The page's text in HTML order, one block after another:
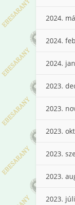
2024.
2024.
2024.
2023.
2023.
2023.
2023.
2023.
2023.